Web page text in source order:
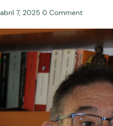
abril 7, 2025 0 Comment